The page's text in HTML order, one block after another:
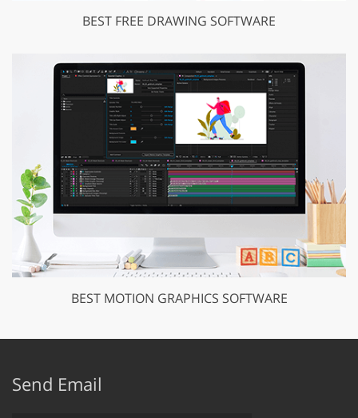
BEST FREE DRAWING SOFTWARE
BEST MOTION GRAPHICS SOFTWARE
Send Email